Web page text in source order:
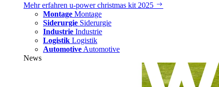
Mehr erfahren u‑power christmas kit 2025
Montage Montage
Siderurgie Siderurgie
Industrie Industrie
Logistik Logistik
Automotive Automotive
News